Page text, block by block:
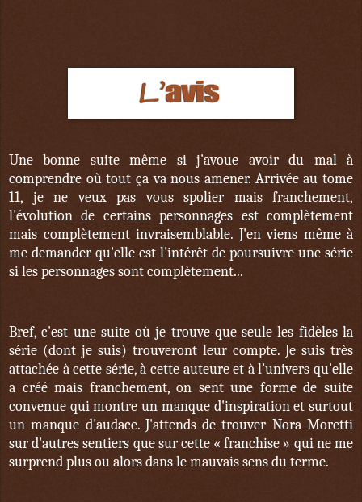
Une bonne suite même si j'avoue avoir du mal à
comprendre où tout ça va nous amener. Arrivée au tome
11, je ne veux pas vous spolier mais franchement,
l'évolution de certains personnages est complètement
mais complètement invraisemblable. J'en viens même à
me demander qu'elle est l'intérêt de poursuivre une série
si les personnages sont complètement...
Bref, c'est une suite où je trouve que seule les fidèles la
série (dont je suis) trouveront leur compte. Je suis très
attachée à cette série, à cette auteure et à l’univers qu'elle
a créé mais franchement, on sent une forme de suite
convenue qui montre un manque d'inspiration et surtout
un manque d'audace. J'attends de trouver Nora Moretti
sur d'autres sentiers que sur cette « franchise » qui ne me
surprend plus ou alors dans le mauvais sens du terme.